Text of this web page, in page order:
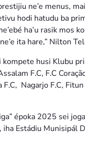
ne’e menus,
hodi hatudu ba
ha’u rasik mos
ita hare,” Nilton
kompete husi Klubu
F.C, F.C
Nagarjo F.C,
époka 2025 sei
iha Estádiu Munisipál